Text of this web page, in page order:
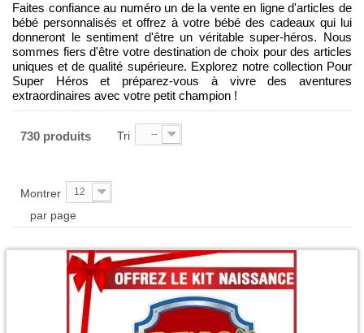
Faites confiance au numéro un de la vente en ligne d'articles de
bébé personnalisés et offrez à votre bébé des cadeaux qui lui
donneront le sentiment d'être un véritable super-héros. Nous
sommes fiers d'être votre destination de choix pour des articles
uniques et de qualité supérieure. Explorez notre collection Pour
Super Héros et préparez-vous à vivre des aventures
extraordinaires avec votre petit champion !
730 produits Tri --
Montrer 12
par page